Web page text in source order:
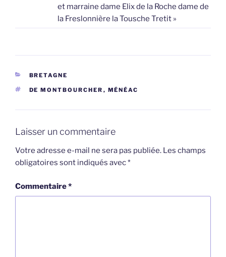
et marraine dame Elix de la Roche dame de
la Freslonnière la Tousche Tretit »
CATÉGORIES
BRETAGNE
ÉTIQUETTES
DE MONTBOURCHER , MÉNÉAC
Laisser un commentaire
Votre adresse e-mail ne sera pas publiée. Les champs
obligatoires sont indiqués avec*
Commentaire*